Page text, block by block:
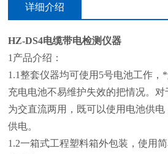
详细介绍
HZ-DS4电缆带电检测仪器
1产品介绍：
1.1整套仪器均可使用5号电池工作，
充电电池不易维护失效的把情况。
为交直流两用 ，既可以使用电池供
供电。
1.2一箱式工程塑料箱外包装，使用